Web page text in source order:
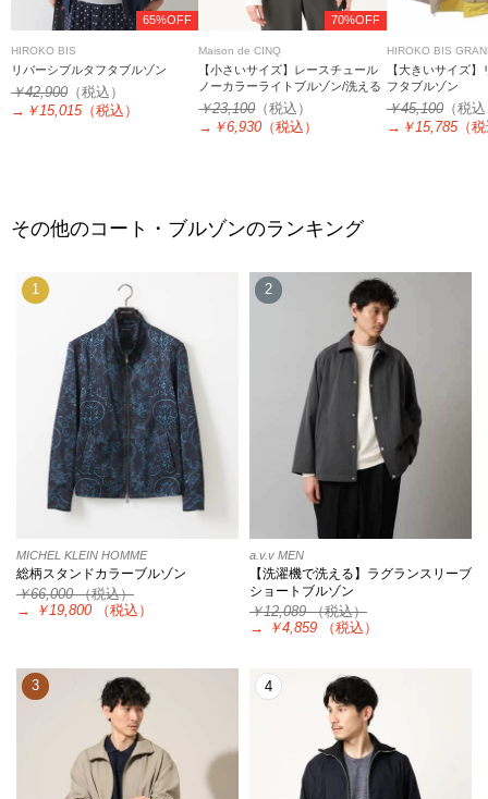
65%OFF
HIROKO BIS
リバーシブルタフタブルゾン
￥42,900 （税込）
→ ￥15,015（税込）
70%OFF
Maison de CINQ
【小さいサイズ】レースチュール
ノーカラーライトブルゾン/洗える
￥23,100（税込）
→ ￥6,930 （税込）
HIROKO BIS
【大きいサイズ
フタブルゾン
￥45,100（税
→ ￥15,785（
その他のコート・ブルゾンのランキング
1
MICHEL KLEIN HOMME
総柄スタンドカラーブルゾン
￥66,000（税込）
→
￥19,800 （税込）
2
a.v.v MEN
【洗濯機で洗える】ラグランスリーブ
ショートブルゾン
￥12,089（税込）
→
￥4,859 （税込）
3 4